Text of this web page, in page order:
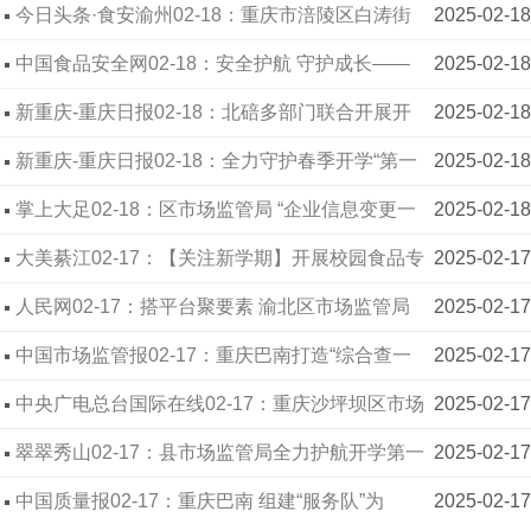
2025-02-18
今日头条·食安渝州02-18：重庆市涪陵区白涛街
道：开学第一天 护航校园“第一餐” 2025-02-18
中国食品安全网02-18：安全护航 守护成长——
重庆北碚多部门联合开展开学季校园安全检查 2025-02-18
新重庆-重庆日报02-18：北碚多部门联合开展开
学季校园安全检查 2025-02-18
新重庆-重庆日报02-18：全力守护春季开学“第一
餐” 重庆高新区5部门开展联合检查 2025-02-18
掌上大足02-18：区市场监管局 “企业信息变更一
件事”改革 让企业办事更高效 2025-02-17
大美綦江02-17：【关注新学期】开展校园食品专
项检查 守护师生“舌尖上的安全” 2025-02-17
人民网02-17：搭平台聚要素 渝北区市场监管局
助力民营经济向“新”求“质” 2025-02-17
中国市场监管报02-17：重庆巴南打造“综合查一
次”运用新场景 2025-02-17
中央广电总台国际在线02-17：重庆沙坪坝区市场
监管局严把安全关 护航开学季食品安全 2025-02-17
翠翠秀山02-17：县市场监管局全力护航开学第一
餐 筑牢校园食品安全防线 2025-02-17
中国质量报02-17：重庆巴南 组建“服务队”为